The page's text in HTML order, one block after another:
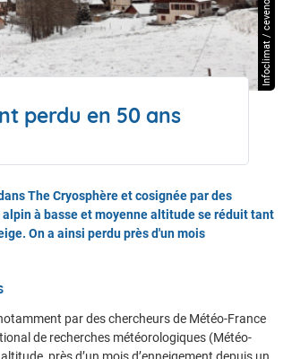
Infoclimat / cevenol38
perdu en 50 ans
The Cryosphère et cosignée par des
à basse et moyenne altitude se réduit tant
On a ainsi perdu près d'un mois
par des chercheurs de Météo-France
de recherches météorologiques (Météo-